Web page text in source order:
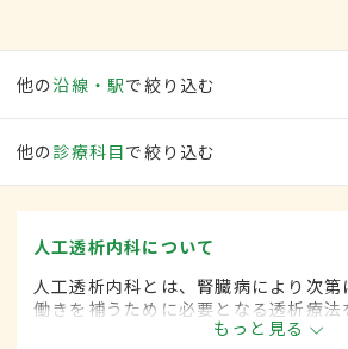
他の沿線・駅で絞り込む
他の 診療科目で絞り込む
人工透析内科について
人工透析内科とは、腎臓病により次第
働きを補うために必要となる透析療
もっと見る